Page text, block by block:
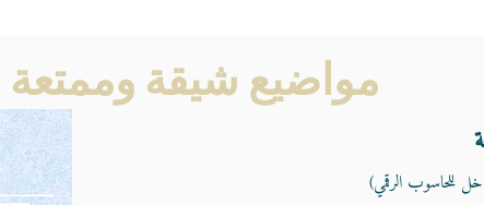
مواضيع شيقة وممتعة
للحاسوب الرقمي)